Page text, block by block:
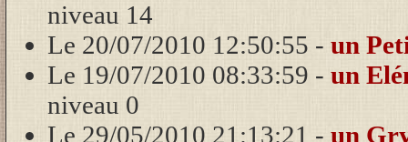
niveau 14
Le 20/07/2010 12:50:55 - un
Le 19/07/2010 08:33:59 - un
niveau 0
Le 29/05/2010 21:13:21 - un